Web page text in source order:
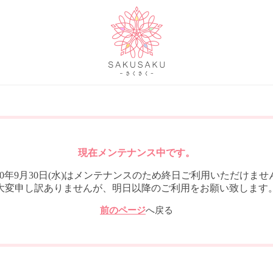
現在メンテナンス中です。
年9月30日(水)はメンテナンスのため終日ご利用いただけませ
変申し訳ありませんが、明日以降のご利用をお願い致します
前のページへ戻る